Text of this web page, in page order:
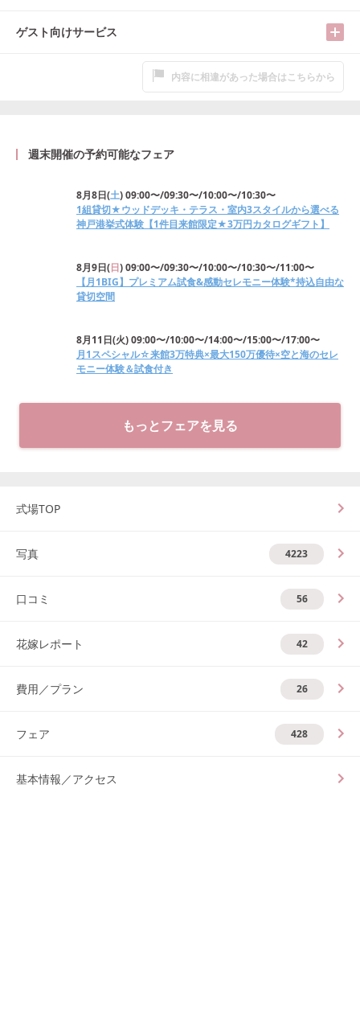
ゲスト向けサービス
内容に相違があった場合はこちらから
週末開催の予約可能なフェア
8月8日(土)09:00〜/09:30〜/10:00〜/10:30〜
1組貸切★ウッドデッキ・テラス・室内3スタイルから選べる
神戸港挙式体験【1件目来館限定★3万円カタログギフト】
8月9日(日)09:00〜/09:30〜/10:00〜/10:30〜/11:00〜
【月1BIG】プレミアム試食&感動セレモニー体験*持込自由な
貸切空間
8月11日(火)09:00〜/10:00〜/14:00〜/15:00〜/17:00〜
月1スペシャル☆来館3万特典×最大150万優待×空と海のセレ
モニー体験＆試食付き
もっとフェアを見る
式場TOP
写真 4223
口コミ 56
花嫁レポート 42
費用／プラン 26
フェア 428
基本情報／アクセス